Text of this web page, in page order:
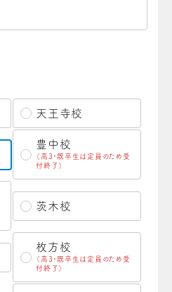
天王寺校
豊中校
（高3・既卒生は定員のため受
付終了）
茨木校
枚方校
（高3・既卒生は定員のため受
付終了）